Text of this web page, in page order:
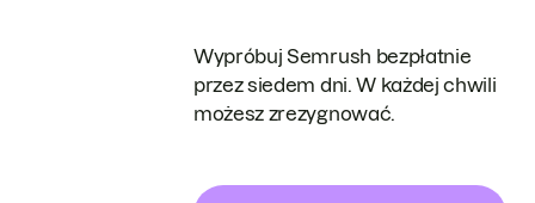
Wypróbuj Semrush bezpłatnie
przez siedem dni. W każdej chwili
możesz zrezygnować.